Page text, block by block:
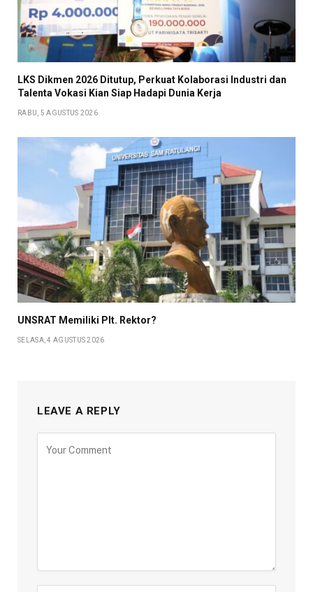
LKS Dikmen 2026 Ditutup, Perkuat Kolaborasi Industri dan
Talenta Vokasi Kian Siap Hadapi Dunia Kerja
RABU, 5 AGUSTUS 2026
UNSRAT Memiliki Plt. Rektor?
SELASA, 4 AGUSTUS 2026
LEAVE A REPLY